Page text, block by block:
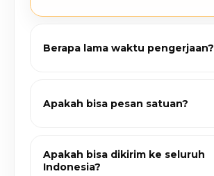
Berapa lama waktu pengerjaan?
Apakah bisa pesan satuan?
Apakah bisa dikirim ke seluruh
Indonesia?